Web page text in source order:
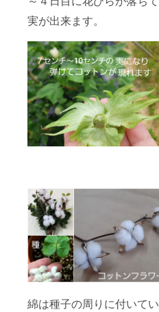
実が出来ます。
綿は種子の周りに付いてい